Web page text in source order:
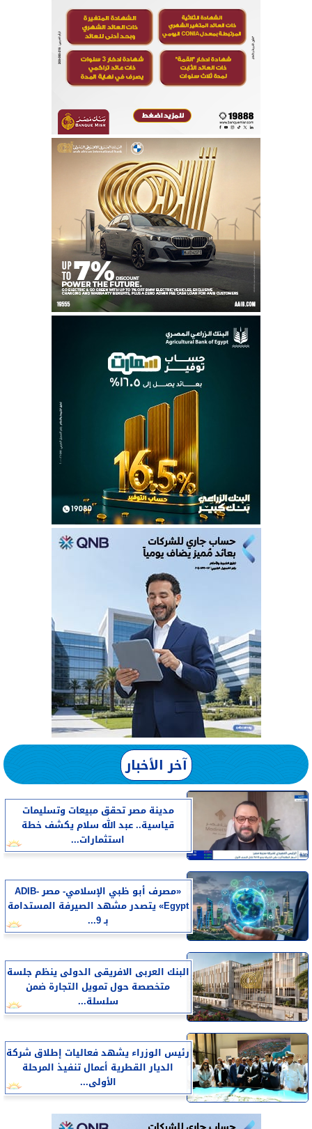
آخر الأخبار
مدينة مصر تحقق مبيعات وتسليمات
قياسية.. عبد الله سلام يكشف خطة
استثمارات...
«مصرف أبو ظبي الإسلامي- مصر ADIB-
Egypt» يتصدر مشهد الصيرفة المستدامة
بـ 9...
البنك العربى الافريقى الدولى ينظم جلسة
متخصصة حول تمويل التجارة ضمن
سلسلة...
رئيس الوزراء يشهد فعاليات إطلاق شركة
الديار القطرية أعمال تنفيذ المرحلة
الأولى...